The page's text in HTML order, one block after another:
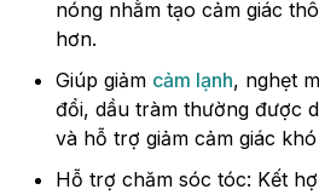
nóng nhằm tạo cảm giác
hơn.
Giúp giảm cảm lạnh, nghẹt
đổi, dầu tràm thường được
và hỗ trợ giảm cảm giác
Hỗ trợ chăm sóc tóc: Kết